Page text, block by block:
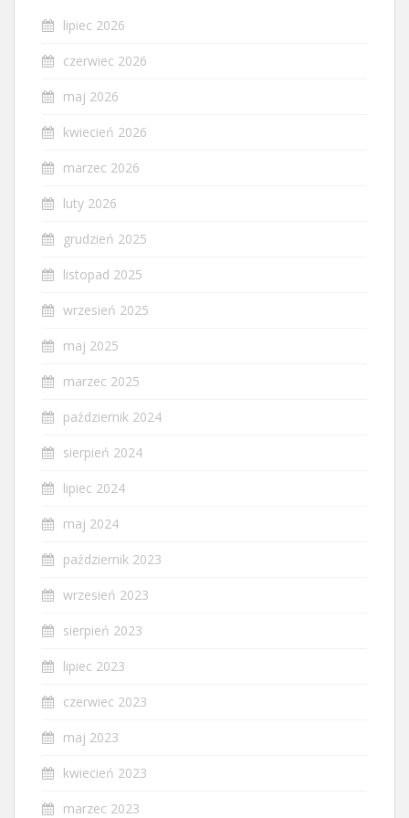
lipiec 2026
czerwiec 2026
maj 2026
kwiecień 2026
marzec 2026
luty 2026
grudzień 2025
listopad 2025
wrzesień 2025
maj 2025
marzec 2025
październik 2024
sierpień 2024
lipiec 2024
maj 2024
październik 2023
wrzesień 2023
sierpień 2023
lipiec 2023
czerwiec 2023
maj 2023
kwiecień 2023
marzec 2023